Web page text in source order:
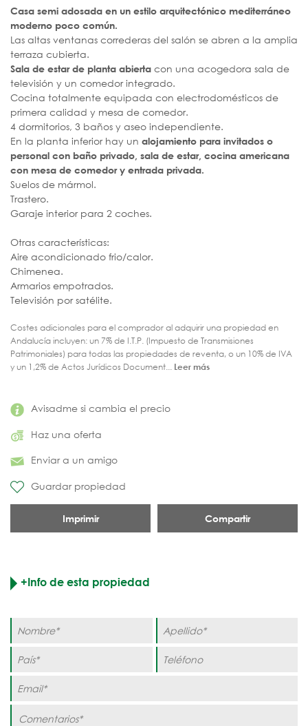
Avisadme si cambia el precio
Haz una oferta
Enviar a un amigo
Guardar propiedad
Imprimir Compartir
Casa semi adosada en un estilo arquitectónico mediterráneo
moderno poco común.
Las altas ventanas correderas del salón se abren a la amplia
terraza cubierta.
Sala de estar de planta abierta con una acogedora sala de
televisión y un comedor integrado.
Cocina totalmente equipada con electrodomésticos de
primera calidad y mesa de comedor.
4 dormitorios, 3 baños y aseo independiente.
En la planta inferior hay un alojamiento para invitados o
personal con baño privado, sala de estar, cocina americana
con mesa de comedor y entrada privada.
Suelos de mármol.
Trastero.
Garaje interior para 2 coches.
Otras características:
Aire acondicionado frio/calor.
Chimenea.
Armarios empotrados.
Televisión por satélite.
Costes adicionales para el comprador al adquirir una propiedad en
Andalucía incluyen: un 7% de I.T.P. (Impuesto de Transmisiones
Patrimoniales) para todas las propiedades de reventa, o un 10% de IVA
y un 1,2% de Actos Jurídicos Document... Leer más
+Info de esta propiedad